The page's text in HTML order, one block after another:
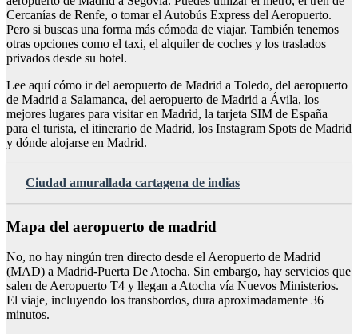
Cercanías de Renfe, o tomar el Autobús Express del Aeropuerto.
Pero si buscas una forma más cómoda de viajar. También tenemos
otras opciones como el taxi, el alquiler de coches y los traslados
privados desde su hotel.
Lee aquí cómo ir del aeropuerto de Madrid a Toledo, del aeropuerto
de Madrid a Salamanca, del aeropuerto de Madrid a Ávila, los
mejores lugares para visitar en Madrid, la tarjeta SIM de España
para el turista, el itinerario de Madrid, los Instagram Spots de Madrid
y dónde alojarse en Madrid.
Ciudad amurallada cartagena de indias
Mapa del aeropuerto de madrid
No, no hay ningún tren directo desde el Aeropuerto de Madrid
(MAD) a Madrid-Puerta De Atocha. Sin embargo, hay servicios que
salen de Aeropuerto T4 y llegan a Atocha vía Nuevos Ministerios.
El viaje, incluyendo los transbordos, dura aproximadamente 36
minutos.